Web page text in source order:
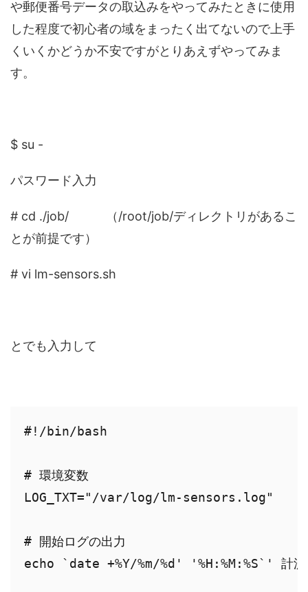
や郵便番号データの取込みをやってみたときに使用
した程度で初心者の域をまったく出てないので上手
くいくかどうか不安ですがとりあえずやってみま
す。
$ su -
パスワード入力
# cd ./job/ （/root/job/ディレクトリがあるこ
とが前提です）
# vi lm-sensors.sh
とでも入力して
#!/bin/bash
# 環境変数
LOG_TXT="/var/log/lm-sensors.log"
# 開始ログの出力
echo `date +%Y/%m/%d' '%H:%M:%S`' 計